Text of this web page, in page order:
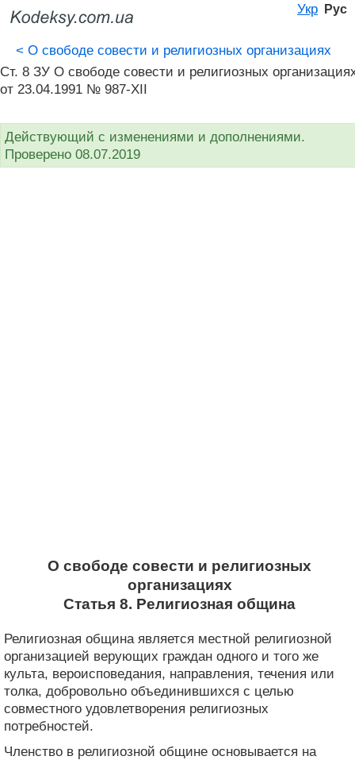
Укр Рус
< О свободе совести и религиозных организациях
Ст. 8 ЗУ О свободе совести и религиозных
от 23.04.1991 № 987-XII
Действующий с изменениями и дополнениями.
Проверено 08.07.2019
О свободе совести и религиозных
организациях
Статья 8. Религиозная община
Религиозная община является местной религиозной
организацией верующих граждан одного и того же
культа, вероисповедания, направления, течения или
толка, добровольно объединившихся с целью
совместного удовлетворения религиозных
потребностей.
Членство в религиозной общине основывается на